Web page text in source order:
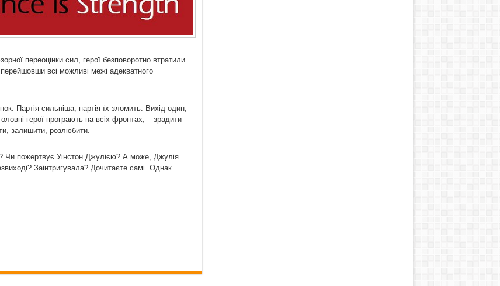
переоцінки сил, герої безповоротно втратили
всі можливі межі адекватного
Партія сильніша, партія їх зломить. Вихід один,
герої програють на всіх фронтах, – зрадити
залишити, розлюбити.
Чи пожертвує Уінстон Джулією? А може, Джулія
Заінтригувала? Дочитаєте самі. Однак